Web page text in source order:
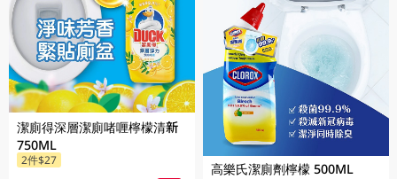
潔廁得深層潔廁啫喱檸檬清新
750ML
2件$27
高樂氏潔廁劑檸檬 500ML